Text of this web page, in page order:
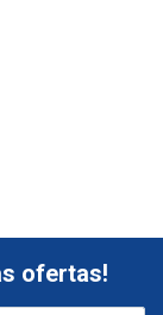
ofertas!